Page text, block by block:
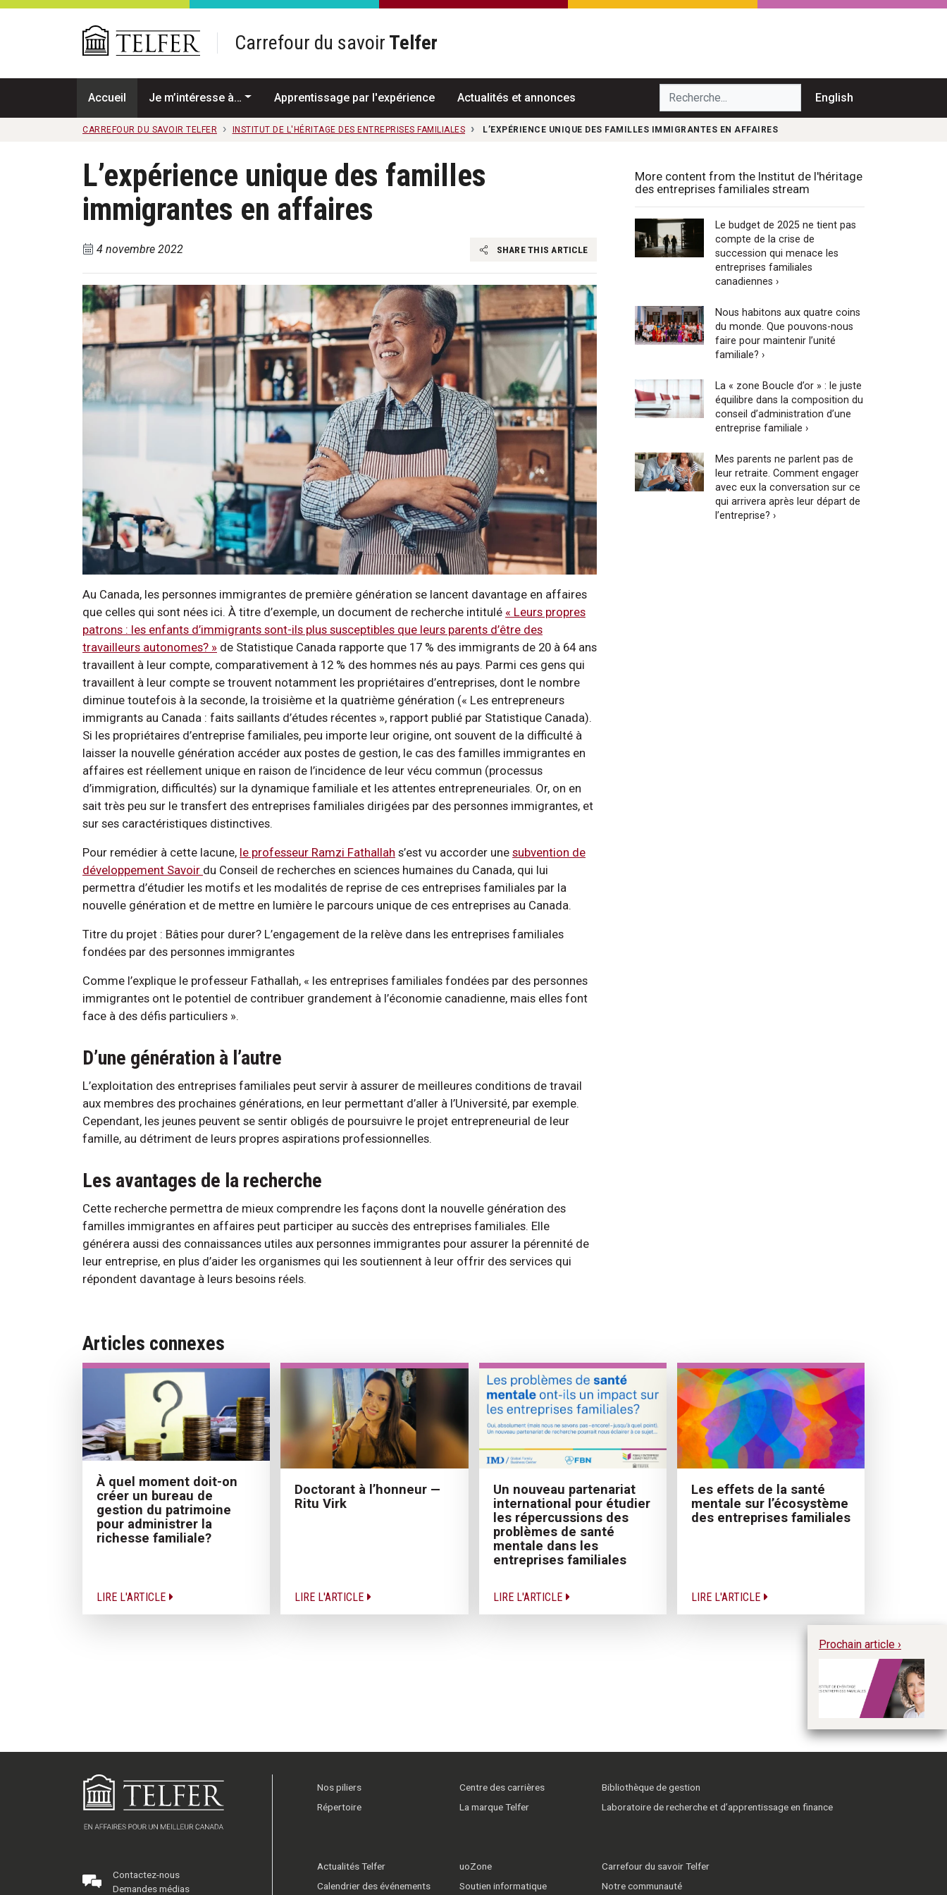
Passer au contenu principal
Carrefour du savoir Telfer
Accueil Je m’intéresse à… Apprentissage par l'expérience Actualités et annonces Recherche... English
CARREFOUR DU SAVOIR TELFER INSTITUT DE L'HÉRITAGE DES ENTREPRISES FAMILIALES L’EXPÉRIENCE UNIQUE DES FAMILLES IMMIGRANTES EN AFFAIRES
L’expérience unique des familles
immigrantes en affaires
4 novembre 2022 SHARE THIS ARTICLE
Au Canada, les personnes immigrantes de première génération se lancent davantage en affaires
que celles qui sont nées ici. À titre d’exemple, un document de recherche intitulé « Leurs propres
patrons : les enfants d’immigrants sont-ils plus susceptibles que leurs parents d’être des
travailleurs autonomes? » de Statistique Canada rapporte que 17 % des immigrants de 20 à 64 ans
travaillent à leur compte, comparativement à 12 % des hommes nés au pays. Parmi ces gens qui
travaillent à leur compte se trouvent notamment les propriétaires d’entreprises, dont le nombre
diminue toutefois à la seconde, la troisième et la quatrième génération (« Les entrepreneurs
immigrants au Canada : faits saillants d’études récentes », rapport publié par Statistique Canada).
Si les propriétaires d’entreprise familiales, peu importe leur origine, ont souvent de la difficulté à
laisser la nouvelle génération accéder aux postes de gestion, le cas des familles immigrantes en
affaires est réellement unique en raison de l’incidence de leur vécu commun (processus
d’immigration, difficultés) sur la dynamique familiale et les attentes entrepreneuriales. Or, on en
sait très peu sur le transfert des entreprises familiales dirigées par des personnes immigrantes, et
sur ses caractéristiques distinctives.
Pour remédier à cette lacune, le professeur Ramzi Fathallah s’est vu accorder une subvention de
développement Savoir du Conseil de recherches en sciences humaines du Canada, qui lui
permettra d’étudier les motifs et les modalités de reprise de ces entreprises familiales par la
nouvelle génération et de mettre en lumière le parcours unique de ces entreprises au Canada.
Titre du projet : Bâties pour durer? L’engagement de la relève dans les entreprises familiales
fondées par des personnes immigrantes
Comme l’explique le professeur Fathallah, « les entreprises familiales fondées par des personnes
immigrantes ont le potentiel de contribuer grandement à l’économie canadienne, mais elles font
face à des défis particuliers ».
D’une génération à l’autre
L’exploitation des entreprises familiales peut servir à assurer de meilleures conditions de travail
aux membres des prochaines générations, en leur permettant d’aller à l’Université, par exemple.
Cependant, les jeunes peuvent se sentir obligés de poursuivre le projet entrepreneurial de leur
famille, au détriment de leurs propres aspirations professionnelles.
Les avantages de la recherche
Cette recherche permettra de mieux comprendre les façons dont la nouvelle génération des
familles immigrantes en affaires peut participer au succès des entreprises familiales. Elle
générera aussi des connaissances utiles aux personnes immigrantes pour assurer la pérennité de
leur entreprise, en plus d’aider les organismes qui les soutiennent à leur offrir des services qui
répondent davantage à leurs besoins réels.
More content from the Institut de l'héritage
des entreprises familiales stream
Le budget de 2025 ne tient pas
compte de la crise de
succession qui menace les
entreprises familiales
canadiennes ›
Nous habitons aux quatre coins
du monde. Que pouvons-nous
faire pour maintenir l’unité
familiale? ›
La « zone Boucle d’or » : le juste
équilibre dans la composition du
conseil d’administration d’une
entreprise familiale ›
Mes parents ne parlent pas de
leur retraite. Comment engager
avec eux la conversation sur ce
qui arrivera après leur départ de
l’entreprise? ›
Articles connexes
À quel moment doit-on
créer un bureau de
gestion du patrimoine
pour administrer la
richesse familiale?
LIRE L'ARTICLE
Doctorant à l’honneur —
Ritu Virk
LIRE L'ARTICLE
Un nouveau partenariat
international pour étudier
les répercussions des
problèmes de santé
mentale dans les
entreprises familiales
LIRE L'ARTICLE
Les effets de la santé
mentale sur l’écosystème
des entreprises familiales
LIRE L'ARTICLE
Prochain article ›
Contactez-nous
Demandes médias
Nos piliers
Répertoire
Centre des carrières
La marque Telfer
Bibliothèque de gestion
Laboratoire de recherche et d’apprentissage en finance
Actualités Telfer
Calendrier des événements
uoZone
Soutien informatique
Carrefour du savoir Telfer
Notre communauté